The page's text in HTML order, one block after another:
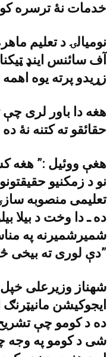
خدمات نۀ ترسره
نوميالۍ د تعليم
آف سائنس اينډ
زړيدو پرته يوه
هغه دا باور لرى
حقائقو ته کتنه نۀ
هغې ووئيل :” هغه
نو د زمکنيو
تعليمى منصوبه
ده ـ دا وخت د بيلا
شميرشميرنه په
دې لورى ته بيخى څۀ پاملرنه نۀ شى کولے ـ”
ايجوکيشن
ده د کومو چې تشريح
شى د کومو په وجه